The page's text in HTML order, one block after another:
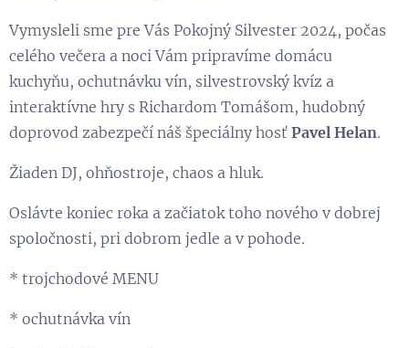
Vymysleli sme pre Vás Pokojný Silvester 2024, počas
celého večera a noci Vám pripravíme domácu
kuchyňu, ochutnávku vín, silvestrovský kvíz a
interaktívne hry s Richardom Tomášom, hudobný
doprovod zabezpečí náš špeciálny hosť Pavel Helan.
Žiaden DJ, ohňostroje, chaos a hluk.
Oslávte koniec roka a začiatok toho nového v dobrej
spoločnosti, pri dobrom jedle a v pohode.
* trojchodové MENU
* ochutnávka vín